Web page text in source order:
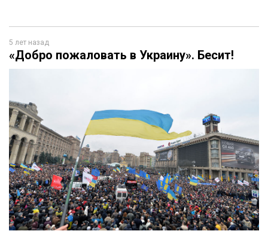
5 лет назад
«Добро пожаловать в Украину». Бесит!